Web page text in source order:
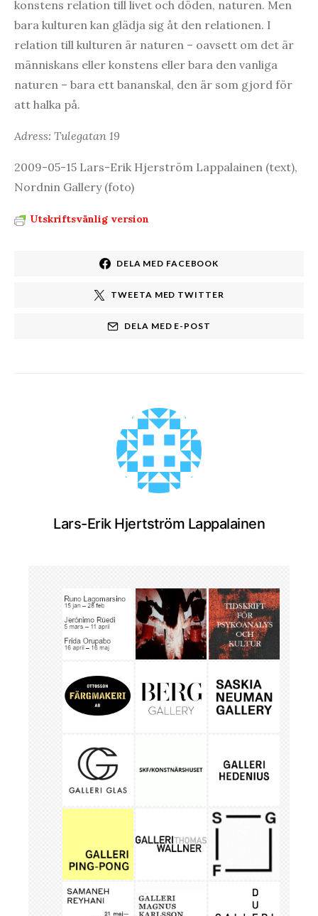
konstens relation till livet och döden, naturen. Men
bara kulturen kan glädja sig åt den relationen. I
relation till kulturen är naturen – oavsett om det är
människans eller konstens eller bara den vanliga
naturen – bara ett bananskal, den är som gjord för
att halka på.
Adress: Tulegatan 19
2009-05-15 Lars-Erik Hjerström Lappalainen (text),
Nordnin Gallery (foto)
Utskriftsvänlig version
DELA MED FACEBOOK
TWEETA MED TWITTER
DELA MED E-POST
Lars-Erik Hjertström Lappalainen